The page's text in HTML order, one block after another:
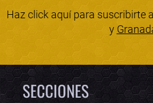
Haz click aquí para suscribirte
y
SECCIONES